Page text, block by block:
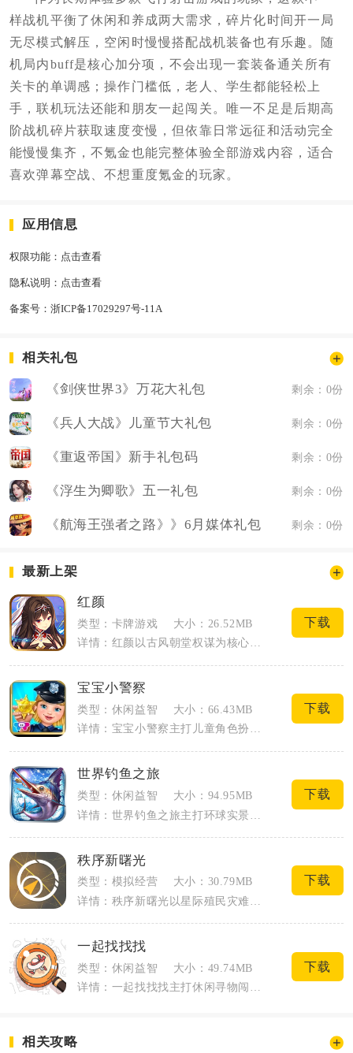
样战机平衡了休闲和养成两大需求，碎片化时间开一局
无尽模式解压，空闲时慢慢搭配战机装备也有乐趣。随
机局内buff是核心加分项，不会出现一套装备通关所有
关卡的单调感；操作门槛低，老人、学生都能轻松上
手，联机玩法还能和朋友一起闯关。唯一不足是后期高
阶战机碎片获取速度变慢，但依靠日常远征和活动完全
能慢慢集齐，不氪金也能完整体验全部游戏内容，适合
喜欢弹幕空战、不想重度氪金的玩家。
应用信息
权限功能： 点击查看
隐私说明： 点击查看
备案号： 浙ICP备17029297号-11A
相关礼包
《剑侠世界3》万花大礼包 剩余：0份
《兵人大战》儿童节大礼包 剩余：0份
《重返帝国》新手礼包码 剩余：0份
《浮生为卿歌》五一礼包 剩余：0份
《航海王强者之路》》6月媒体礼包 剩余：0份
最新上架
红颜
类型：卡牌游戏
大小：26.52MB
详情：红颜以古风朝堂权谋为核心载体，玩家化身草根官员经营城池、招揽名臣，核心养成线...
下载
宝宝小警察
类型：休闲益智
大小：66.43MB
详情：宝宝小警察主打儿童角色扮演与警务模拟，玩家化身小镇警员处理各类治安事件。游戏...
下载
世界钓鱼之旅
类型：休闲益智
大小：94.95MB
下载
秩序新曙光
类型：模拟经营
大小：30.79MB
下载
一起找找找
类型：休闲益智
大小：49.74MB
下载
相关攻略